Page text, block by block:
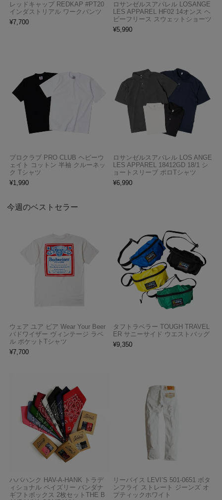
レッドキャップ REDKAP #PT20
インダストリアル ワークパンツ
¥7,700
ロサンゼルスアパレル LOSANGE
LES APPAREL HF02 14オンス ヘ
ビーフリース スウェットショーツ
¥5,990
プロクラブ PRO CLUB ヘビーウ
ェイト コットン 半袖 クルーネッ
ク Tシャツ
¥1,990
ロサンゼルスアパレル LOS ANGE
LES APPAREL 18412GD 18/1 シ
ョートスリーブ ポロTシャツ
¥6,990
今週のベストセラー
ウェア ユア ビア Wear Your Beer
バドワイザー ヴィンテージ ラベ
ル ポケットTシャツ
¥7,700
タフトラベラー TOUGH TRAVEL
ER サニーサイド ウエストバッグ
¥9,350
ハバハンク HAV-A-HANK トラデ
ィショナル ペイズリー バンダナ
ギフトボックス 2枚セットTHE B
リーバイス LEVI’S 501-0651 ボタ
ンフライ ストレート ジーンズ オ
プティックホワイト